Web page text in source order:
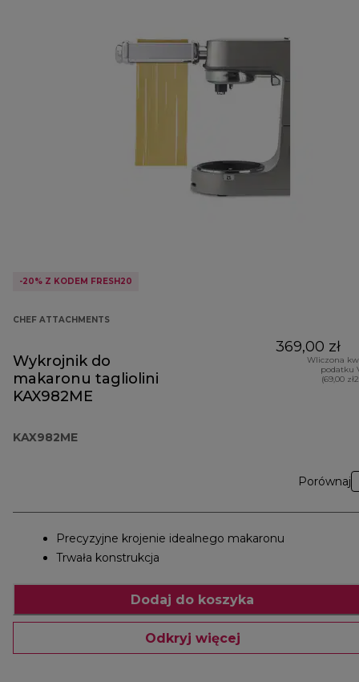
-20% Z KODEM FRESH20
CHEF ATTACHMENTS
Wykrojnik do
makaronu tagliolini
KAX982ME
KAX982ME
369,00 zł
Wliczona
podatku
(69,00
Porównaj
Precyzyjne krojenie idealnego makaronu
Trwała konstrukcja
Dodaj do koszyka
Odkryj więcej